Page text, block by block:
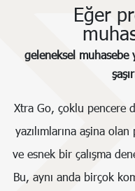
Eğer
geleneksel muhasebe
Xtra Go, çoklu pencere
yazılımlarına aşina
ve esnek bir çalışma
Bu, aynı anda birçok